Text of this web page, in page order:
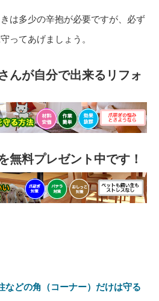
は多少の辛抱が必要ですが、必ず
ってあげましょう。
んが自分で出来るリフォ
無料プレゼント中です！
などの角（コーナー）だけは守る